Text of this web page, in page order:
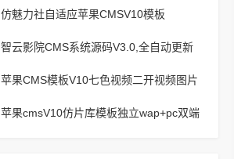
仿魅力社自适应苹果CMSV10模板
智云影院CMS系统源码V3.0,全自动更新
苹果CMS模板V10七色视频二开视频图片
苹果cmsV10仿片库模板独立wap+pc双端